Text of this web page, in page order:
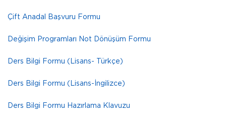
Çift Anadal Başvuru Formu
Değişim Programları Not Dönüşüm Formu
Ders Bilgi Formu (Lisans- Türkçe)
Ders Bilgi Formu (Lisans-İngilizce)
Ders Bilgi Formu Hazırlama Klavuzu